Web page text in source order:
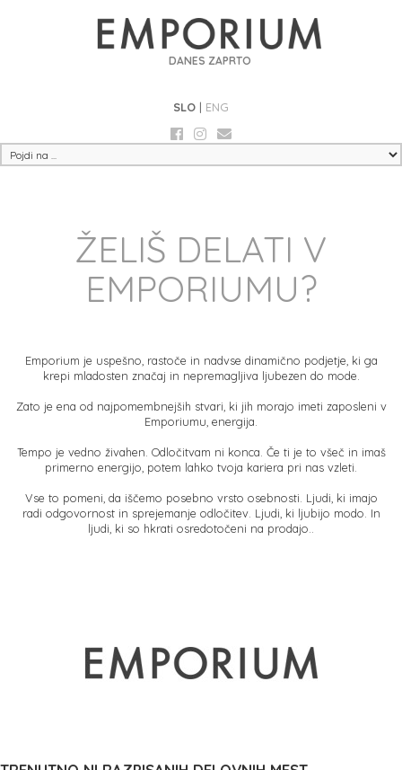
DANES ZAPRTO
SLO | ENG
ŽELIŠ DELATI V
EMPORIUMU?
Emporium je uspešno, rastoče in nadvse dinamično podjetje, ki ga
krepi mladosten značaj in nepremagljiva ljubezen do mode.
Zato je ena od najpomembnejših stvari, ki jih morajo imeti zaposleni v
Emporiumu, energija.
Tempo je vedno živahen. Odločitvam ni konca. Če ti je to všeč in imaš
primerno energijo, potem lahko tvoja kariera pri nas vzleti.
Vse to pomeni, da iščemo posebno vrsto osebnosti. Ljudi, ki imajo
radi odgovornost in sprejemanje odločitev. Ljudi, ki ljubijo modo. In
ljudi, ki so hkrati osredotočeni na prodajo..